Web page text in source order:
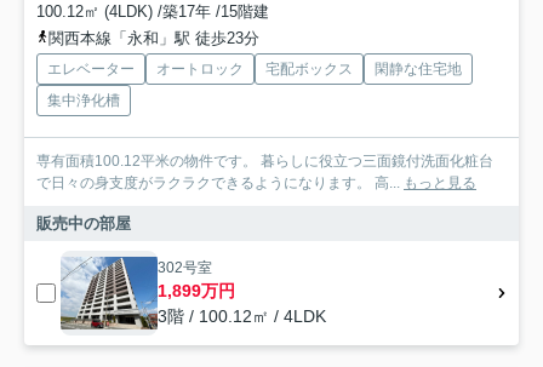
100.12㎡ (4LDK) /築17年 /15階建
関西本線「永和」駅 徒歩23分
エレベーター オートロック 宅配ボックス
閑静な住宅地
集中浄化槽
専有面積100.12平米の物件です。 暮らしに役立つ三面鏡付洗面化粧台
で日々の身支度がラクラクできるようになります。 高... もっと見る
販売中の部屋
302号室
1,899万円
3階 / 100.12㎡ / 4LDK